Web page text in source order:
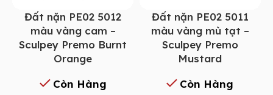
Đất nặn PE02 5012
màu vàng cam –
Sculpey Premo Burnt
Orange
Còn Hàng
Đất nặn PE02 5011
màu vàng mù tạt –
Sculpey Premo
Mustard
Còn Hàng